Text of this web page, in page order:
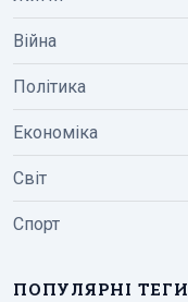
Війна
Політика
Економіка
Світ
Спорт
ПОПУЛЯРНІ ТЕГИ